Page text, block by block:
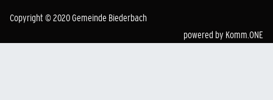
Copyright © 2020 Gemeinde Biederbach
powered by Komm.ONE